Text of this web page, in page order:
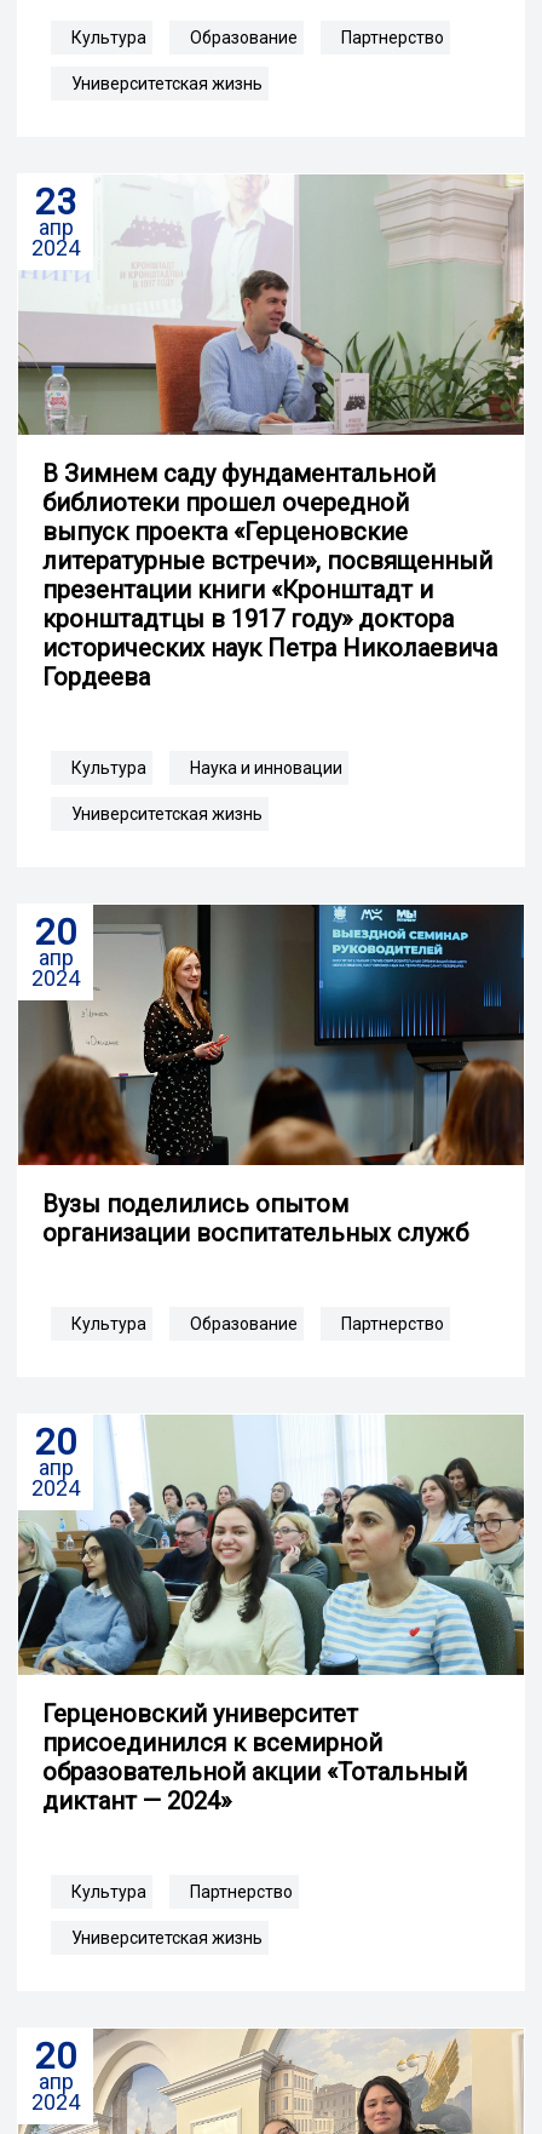
Культура Образование Партнерство
Университетская жизнь
23
апр
2024
В Зимнем саду фундаментальной
библиотеки прошел очередной
выпуск проекта «Герценовские
литературные встречи», посвященный
презентации книги «Кронштадт и
кронштадтцы в 1917 году» доктора
исторических наук Петра Николаевича
Гордеева
Культура Наука и инновации
Университетская жизнь
20
апр
2024
Вузы поделились опытом
организации воспитательных служб
Культура Образование Партнерство
20
апр
2024
Герценовский университет
присоединился к всемирной
образовательной акции «Тотальный
диктант — 2024»
Культура Партнерство
Университетская жизнь
20
апр
2024